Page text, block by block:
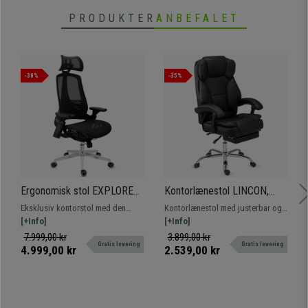
PRODUKTER ANBEFALET
-38%
Ergonomisk stol EXPLORER,
Fuldt Justerbar, Moderne
Design, Avanceret
Teknologi, I Sort
Eksklusiv kontorstol med den
nyeste teknologi. Fuldt justerbar
og ergonomisk, meget
komfortabel og af høj kvalitet.
[+Info]
7.999,00 kr
4.999,00 kr Gratis levering
-35%
Kontorlænestol LINCON,
Meget Komfortabel og
Ergonomisk, Justerbar
Fodstøtte, Sort Læder
Kontorlænestol med justerbar og
tilbagelænet fodstøtte, indtil den
er nærmest flad. Stor komfort.
Begrænset antal!
[+Info]
3.899,00 kr
2.539,00 kr Gratis levering